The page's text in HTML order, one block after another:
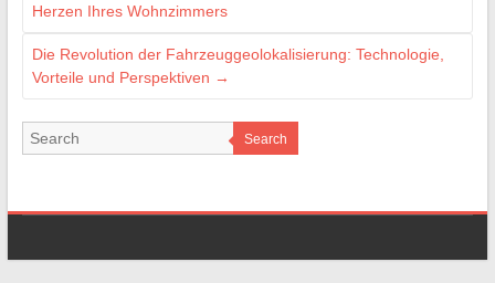
Herzen Ihres Wohnzimmers
Die Revolution der Fahrzeuggeolokalisierung: Technologie,
Vorteile und Perspektiven →
Search